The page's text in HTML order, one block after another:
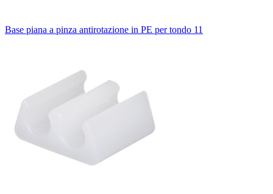
Base piana a pinza antirotazione in PE per tondo 11